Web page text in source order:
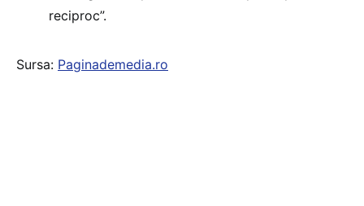
reciproc”.
Sursa: Paginademedia.ro